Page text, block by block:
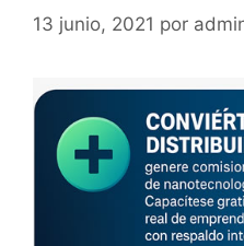
13 junio, 2021 por